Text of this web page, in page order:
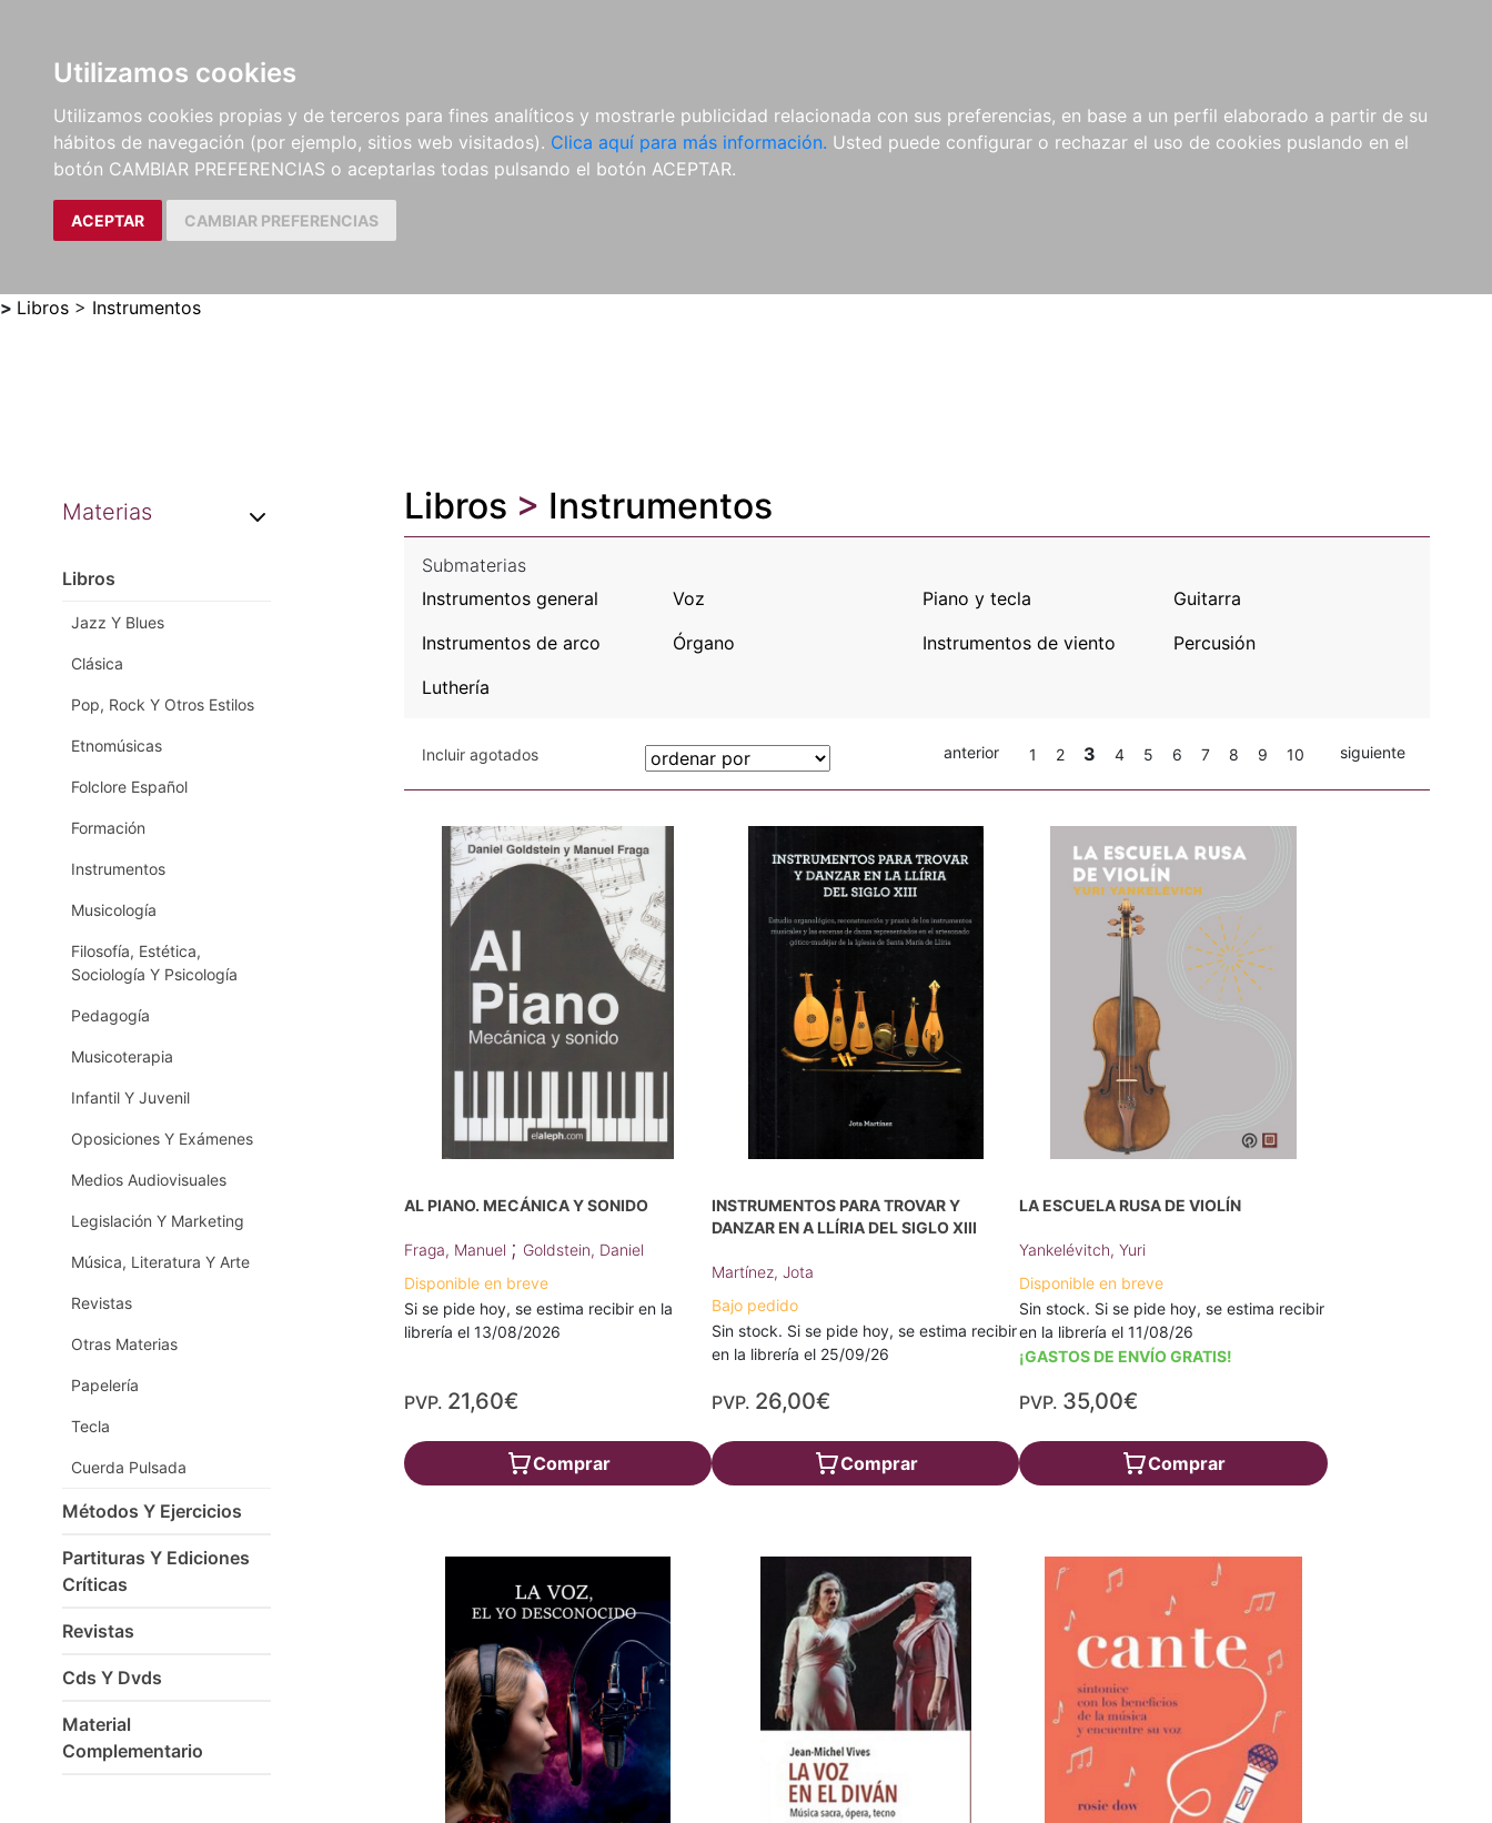
Utilizamos cookies
Utilizamos cookies propias y de terceros para fines analíticos y mostrarle publicidad relacionada con sus preferencias, en base a un perfil elaborado a partir de su
hábitos de navegación (por ejemplo, sitios web visitados). Clica aquí para más información. Usted puede configurar o rechazar el uso de cookies puslando en el
botón CAMBIAR PREFERENCIAS o aceptarlas todas pulsando el botón ACEPTAR.
ACEPTAR CAMBIAR PREFERENCIAS
LIBROS
MÉTODOS Y
EJERCICIOS
PARTITURAS Y EDICIONES
CRÍTICAS
REVISTAS
CDS Y
DVDS
MATERIAL
COMPLEMENTARIO
NOVEDADES NOTICIAS
COMPRAS
INSTITUCIONALES
> Libros > Instrumentos
Materias
Libros
Jazz Y Blues
Clásica
Pop, Rock Y Otros Estilos
Etnomúsicas
Folclore Español
Formación
Instrumentos
Musicología
Filosofía, Estética,
Sociología Y Psicología
Pedagogía
Musicoterapia
Infantil Y Juvenil
Oposiciones Y Exámenes
Medios Audiovisuales
Legislación Y Marketing
Música, Literatura Y Arte
Revistas
Otras Materias
Papelería
Tecla
Cuerda Pulsada
Métodos Y Ejercicios
Partituras Y Ediciones
Críticas
Revistas
Cds Y Dvds
Material
Complementario
Libros > Instrumentos
Submaterias
Instrumentos general
Voz Piano y tecla
Guitarra
Instrumentos de arco
Órgano Instrumentos de viento
Percusión
Luthería
Incluir agotados anterior 1 2 3 4 5 6 7 8 9 10 siguiente
AL PIANO. MECÁNICA Y SONIDO
Fraga, Manuel ; Goldstein, Daniel
Disponible en breve
Si se pide hoy, se estima recibir en la
librería el 13/08/2026
PVP. 21,60€
Comprar
INSTRUMENTOS PARA TROVAR Y
DANZAR EN A LLÍRIA DEL SIGLO XIII
Martínez, Jota
Bajo pedido
Sin stock. Si se pide hoy, se estima recibir
en la librería el 25/09/26
PVP. 26,00€
Comprar
LA ESCUELA RUSA DE VIOLÍN
Yankelévitch, Yuri
Disponible en breve
Sin stock. Si se pide hoy, se estima recibir
en la librería el 11/08/26
¡GASTOS DE ENVÍO GRATIS!
PVP. 35,00€
Comprar